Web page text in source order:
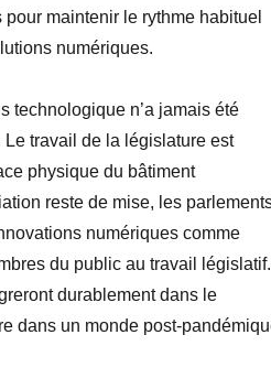
maintenir le rythme habituel
numériques.
technologique n’a jamais été
travail de la législature est
physique du bâtiment
reste de mise, les
numériques comme
du public au travail
durablement dans le
dans un monde post-